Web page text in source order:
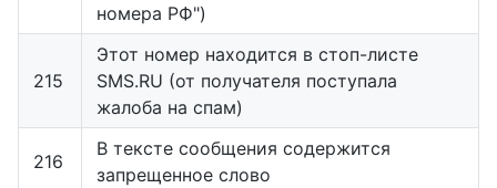
номера РФ")
215
Этот номер находится в стоп-листе
SMS.RU (от получателя поступала
жалоба на спам)
216
В тексте сообщения содержится
запрещенное слово